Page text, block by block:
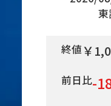
終値￥
前日比-